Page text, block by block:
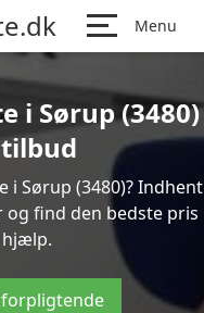
Menu
i Sørup (3480)
Sørup (3480)? Indhent
find den bedste pris
hjælp.